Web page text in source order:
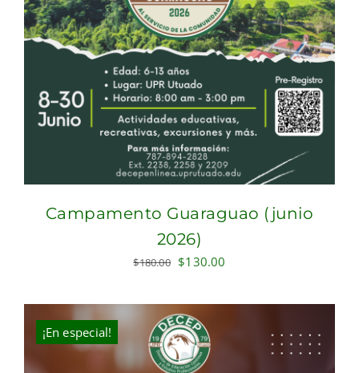
Campamento Guaraguao (junio
2026)
$180.00 Original
was:
$180.00.
$130.00
is:
¡En especial!